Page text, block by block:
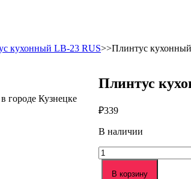
кухонный LB-23 RUS>>Плинтус
Плинтус
₽339
В наличии
Количество
товара
Плинтус
В корзину
городе Кузнецке